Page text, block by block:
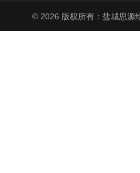
© 2026 版权所有：盐城思